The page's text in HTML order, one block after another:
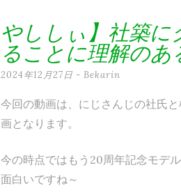
ン
ツ
ス
ッ
プ
やししぃ】社築
ることに理解のあ
2024年12月27日 - Bekarin
今回の動画は、にじさんじの社氏
画となります。
今の時点ではもう20周年記念モデ
面白いですね～